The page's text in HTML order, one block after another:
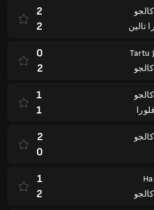
تالين
2
2
Tartu
0
2
1
1
2
0
1
2